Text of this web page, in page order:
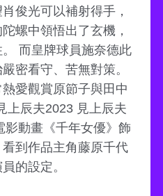
俊光可以補射得手，
螺中領悟出了玄機，
而皇牌球員施奈德此
密看守、苦無對策。
愛觀賞原節子與田中
上辰夫2023 見上辰夫
影動畫《千年女優》飾
到作品主角藤原千代
的設定。